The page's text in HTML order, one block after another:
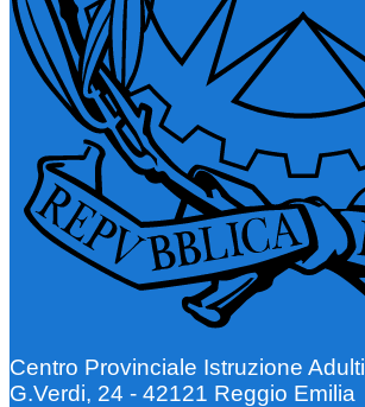
Centro Provinciale Istruzione Adulti
G.Verdi, 24 - 42121 Reggio Emilia